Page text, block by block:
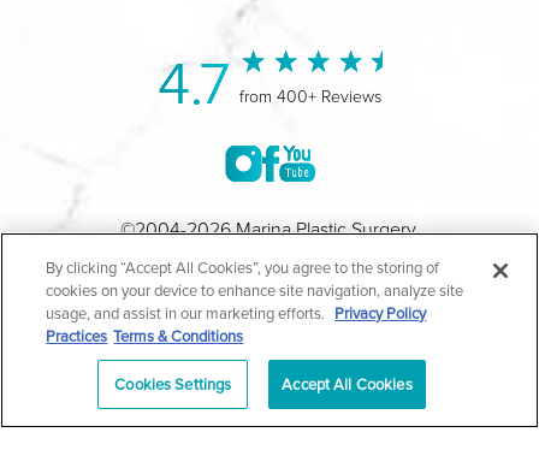
4.7 from 400+ Reviews
©2004-2026 Marina Plastic Surgery.
Todos los Derechos Reservados |Política de Privacidad
Médica|Política de Privacidad HIPAA|Aviso de
Prácticas de Privacidad| Accesibilidad|Mapa del Sitio
Términos y Condiciones |Términos de Uso
Español| *Los resultados individuales pueden variar |
By clicking “Accept All Cookies”, you agree to the storing of
cookies on your device to enhance site navigation, analyze site
usage, and assist in our marketing efforts. Privacy Policy
Practices Terms & Conditions
Cookies Settings Accept All Cookies